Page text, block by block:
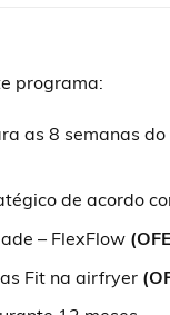
programa:
as 8 semanas
de acordo
– FlexFlow
Fit na airfryer